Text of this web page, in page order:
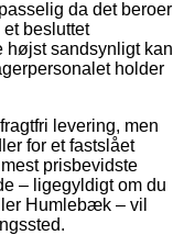
da det beroer
besluttet
højst sandsynligt kan
holder
levering, men
for et fastslået
prisbevidste
– ligegyldigt om du
Humlebæk – vil